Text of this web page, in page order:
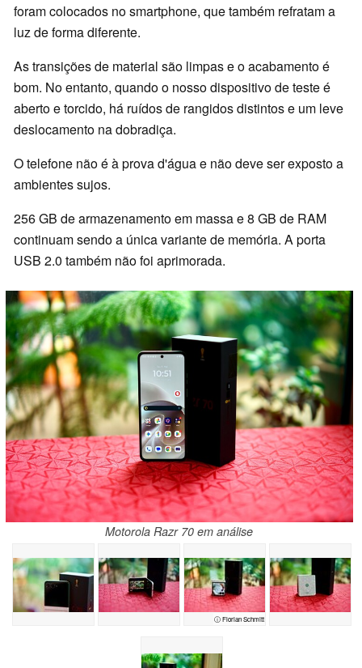
foram colocados no smartphone, que também refratam a
luz de forma diferente.
As transições de material são limpas e o acabamento é
bom. No entanto, quando o nosso dispositivo de teste é
aberto e torcido, há ruídos de rangidos distintos e um leve
deslocamento na dobradiça.
O telefone não é à prova d'água e não deve ser exposto a
ambientes sujos.
256 GB de armazenamento em massa e 8 GB de RAM
continuam sendo a única variante de memória. A porta
USB 2.0 também não foi aprimorada.
Motorola Razr 70 em análise
ⓘ Florian Schmitt